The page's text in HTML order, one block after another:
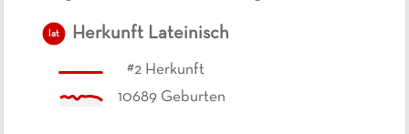
lat Herkunft Lateinisch
#2 Herkunft
10689 Geburten